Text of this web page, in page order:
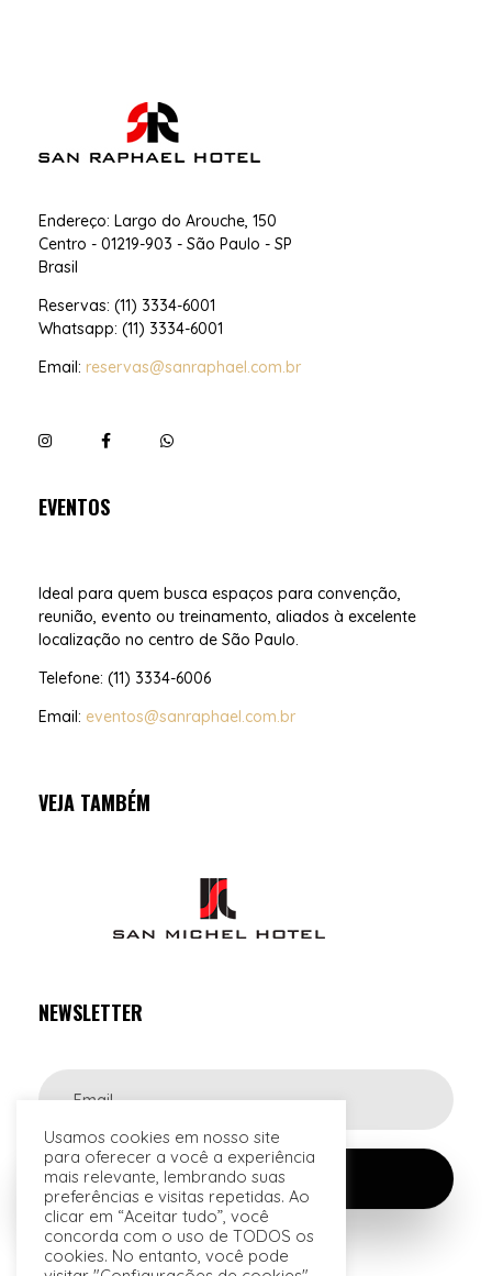
Endereço: Largo do Arouche, 150
Centro - 01219-903 - São Paulo - SP
Brasil
Reservas: (11) 3334-6001
Whatsapp: (11) 3334-6001
Email: reservas@sanraphael.com.br
EVENTOS
Ideal para quem busca espaços para convenção,
reunião, evento ou treinamento, aliados à excelente
localização no centro de São Paulo.
Telefone: (11) 3334-6006
Email: eventos@sanraphael.com.br
VEJA TAMBÉM
NEWSLETTER
Usamos cookies em nosso site
para oferecer a você a experiência
mais relevante, lembrando suas
preferências e visitas repetidas. Ao
clicar em “Aceitar tudo”, você
concorda com o uso de TODOS os
cookies. No entanto, você pode